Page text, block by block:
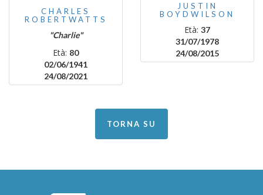
CHARLES
ROBERTWATTS
"Charlie"
Età: 80
02/06/1941
24/08/2021
JUSTIN
BOYDWILSON
Età: 37
31/07/1978
24/08/2015
TORNA SU